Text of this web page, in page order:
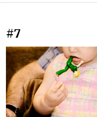
#7